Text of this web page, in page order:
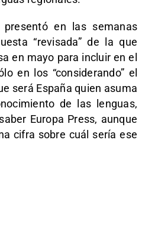
presentó en las semanas
“revisada” de la que
en mayo para incluir en el
en los “considerando” el
será España quien asuma
de las lenguas,
Europa Press, aunque
cifra sobre cuál sería ese